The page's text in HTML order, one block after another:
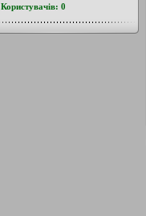
Користувачів: 0